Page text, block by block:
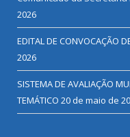
2026
EDITAL DE CONVOCAÇÃO
2026
SISTEMA DE AVALIAÇÃO
TEMÁTICO 20 de maio de